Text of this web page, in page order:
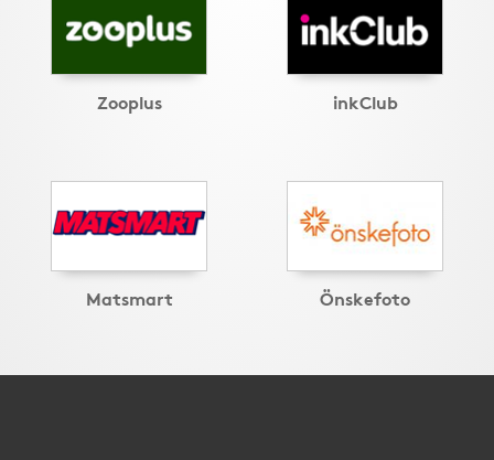
Zooplus inkClub
Matsmart Önskefoto